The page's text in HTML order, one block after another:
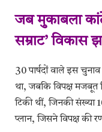
जब मुकाबला
सम्राट’ विकास
30 पार्षदों वाले इस
था, जबकि विपक्ष मजबूत
टिकी थीं, जिनकी संख्या
प्लान, जिसने विपक्ष की